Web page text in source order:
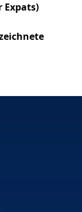
Expats)